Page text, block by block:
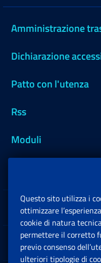
Amministrazione
Dichiarazione
Patto con l'utenza
Rss
Moduli
Sedi e Contatti
Software
Questo sito utilizza i
ottimizzare
cookie di natura
permettere il corretto
previo consenso
ulteriori tipologie di